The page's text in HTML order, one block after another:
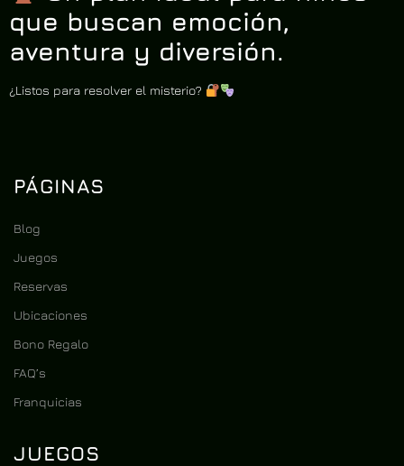
que buscan emoción,
aventura y diversión.
¿Listos para resolver el misterio?
PÁGINAS
Blog
Juegos
Reservas
Ubicaciones
Bono Regalo
FAQ’s
Franquicias
JUEGOS